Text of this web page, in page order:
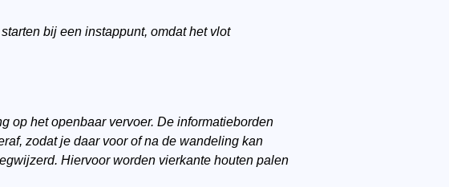
bij een instappunt, omdat het vlot
op het openbaar vervoer. De informatieborden
zodat je daar voor of na de wandeling kan
Hiervoor worden vierkante houten palen